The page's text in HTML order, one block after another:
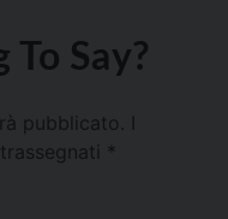
Say?
pubblicato.
*